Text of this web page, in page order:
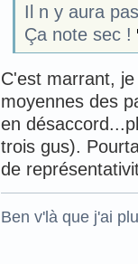
Il n y aura
Ça note sec !
C'est marrant,
moyennes des
en
trois gus).
de
Ben v'là que j'ai